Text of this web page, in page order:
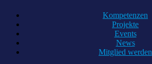
Kompetenzen
Projekte
Events
News
Mitglied werden